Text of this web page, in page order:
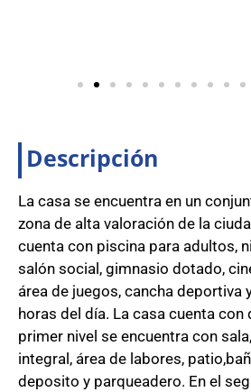
Descripción
La casa se encuentra en un
zona de alta valoración de la
cuenta con piscina para adultos,
salón social, gimnasio dotado,
área de juegos, cancha deportiva
horas del día. La casa cuenta con
primer nivel se encuentra con
integral, área de labores,
deposito y parqueadero. En el